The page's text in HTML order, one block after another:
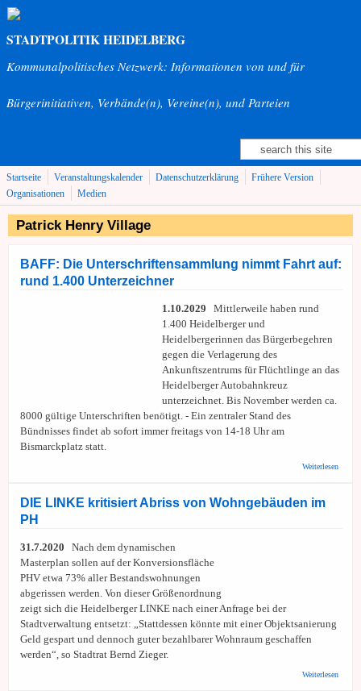
Direkt zum Inhalt
STADTPOLITIK HEIDELBERG
Kommunalpolitisches Netzwerk: Informationen von und für
Bürgerinitiativen, Verbände(n), Vereine(n), und Parteien
Suchformular
Suche
Startseite Veranstaltungskalender Datenschutzerklärung
Frühere Version
Organisationen
Medien
Patrick Henry Village
BAFF: Die Unterschriftensammlung nimmt Fahrt auf:
rund 1.400 Unterzeichner
1.10.2029 Mittlerweile haben rund
1.400 Heidelberger und
Heidelbergerinnen das Bürgerbegehren
gegen die Verlagerung des
Ankunftszentrums für Flüchtlinge an das
Heidelberger Autobahnkreuz
unterzeichnet. Bis November werden ca.
8000 gültige Unterschriften benötigt. - Ein zentraler Stand des
Bündnisses findet ab sofort immer freitags von 14-18 Uhr am
Bismarckplatz statt.
Weiterlesen
DIE LINKE kritisiert Abriss von Wohngebäuden im
PH
31.7.2020 Nach dem dynamischen
Masterplan sollen auf der Konversionsfläche
PHV etwa 73% aller Bestandswohnungen
abgerissen werden. Von dieser Größenordnung
zeigt sich die Heidelberger LINKE nach einer Anfrage bei der
Stadtverwaltung entsetzt: „Stattdessen könnte mit einer Objektsanierung
Geld gespart und dennoch guter bezahlbarer Wohnraum geschaffen
werden“, so Stadtrat Bernd Zieger.
Weiterlesen